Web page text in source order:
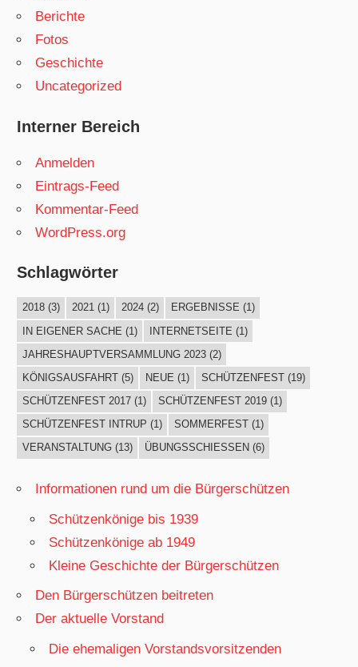
Berichte
Fotos
Geschichte
Uncategorized
Interner Bereich
Anmelden
Eintrags-Feed
Kommentar-Feed
WordPress.org
Schlagwörter
2018(3) 2021(1) 2024(2) ERGEBNISSE (1)
IN EIGENER SACHE (1) INTERNETSEITE (1)
JAHRESHAUPTVERSAMMLUNG 2023(2)
KÖNIGSAUSFAHRT(5) NEUE (1) SCHÜTZENFEST(19)
SCHÜTZENFEST 2017(1) SCHÜTZENFEST 2019(1)
SCHÜTZENFEST INTRUP (1) SOMMERFEST(1)
VERANSTALTUNG(13) ÜBUNGSSCHIESSEN (6)
Informationen rund um die Bürgerschützen
Schützenkönige bis 1939
Schützenkönige ab 1949
Kleine Geschichte der Bürgerschützen
Den Bürgerschützen beitreten
Der aktuelle Vorstand
Die ehemaligen Vorstandsvorsitzenden